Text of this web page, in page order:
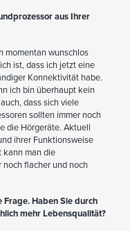
aus Ihrer
momentan wunschlos
ist, dass ich jetzt eine
Konnektivität habe.
ich bin überhaupt kein
dass sich viele
sollten immer noch
die Hörgeräte. Aktuell
ihrer Funktionsweise
kann man die
flacher und noch
Frage. Haben Sie durch
mehr Lebensqualität?